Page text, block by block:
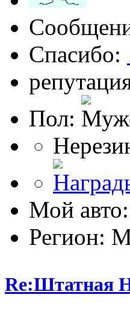
Спасибо:
Пол:
Мой
Регион:
Re:Штатная